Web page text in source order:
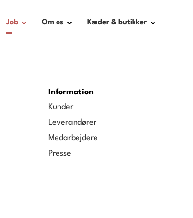
Job Om os Kæder & butikker
Information
Kunder
Leverandører
Medarbejdere
Presse